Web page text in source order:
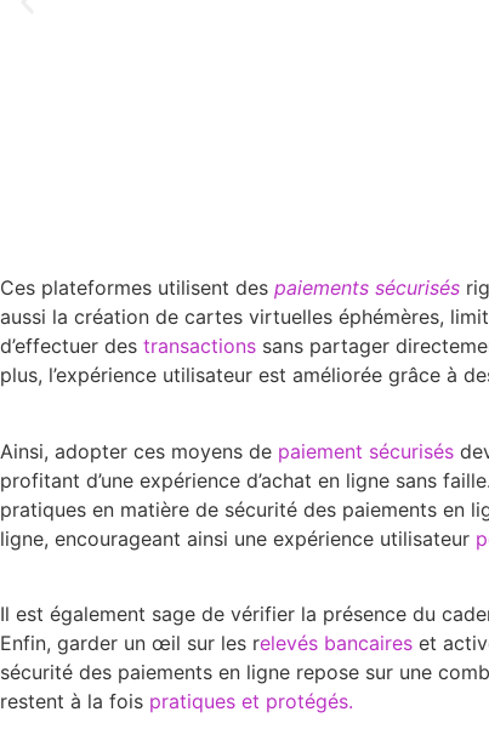
Ces plateformes utilisent des paiements sécurisés
aussi la création de cartes virtuelles éphémères,
d’effectuer des transactions sans partager
plus, l’expérience utilisateur est améliorée grâce à
Ainsi, adopter ces moyens de paiement sécurisés
profitant d’une expérience d’achat en ligne sans
pratiques en matière de sécurité des paiements en
ligne, encourageant ainsi une expérience utilisateur
Il est également sage de vérifier la présence du
Enfin, garder un œil sur les relevés bancaires et
sécurité des paiements en ligne repose sur une
restent à la fois pratiques et protégés.